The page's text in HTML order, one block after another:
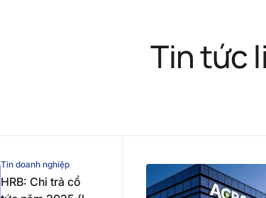
Tin tức
Tin doanh nghiệp
HRB: Chi trả cổ